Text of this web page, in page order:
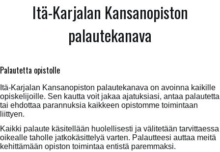
Itä-Karjalan Kansanopiston
palautekanava
Palautetta opistolle
Itä-Karjalan Kansanopiston palautekanava on avoinna kaikille
opiskelijoille. Sen kautta voit jakaa ajatuksiasi, antaa palautetta
tai ehdottaa parannuksia kaikkeen opistomme toimintaan
liittyen.
Kaikki palaute käsitellään huolellisesti ja välitetään tarvittaessa
oikealle taholle jatkokäsittelyä varten. Palautteesi auttaa meitä
kehittämään opiston toimintaa entistä paremmaksi.